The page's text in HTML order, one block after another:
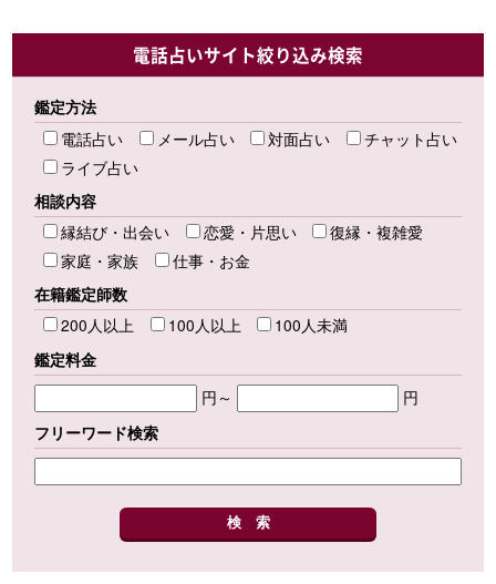
電話占いサイト絞り込み検索
鑑定方法
電話占い
メール占い 対面占い
チャット占い
ライブ占い
相談内容
縁結び・出会い
恋愛・片思い
復縁・複雑愛
家庭・家族
仕事・お金
在籍鑑定師数
200人以上
100人以上
100人未満
鑑定料金
円～
円
フリーワード検索